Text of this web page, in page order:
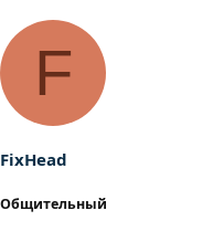
F
FixHead
Общительный